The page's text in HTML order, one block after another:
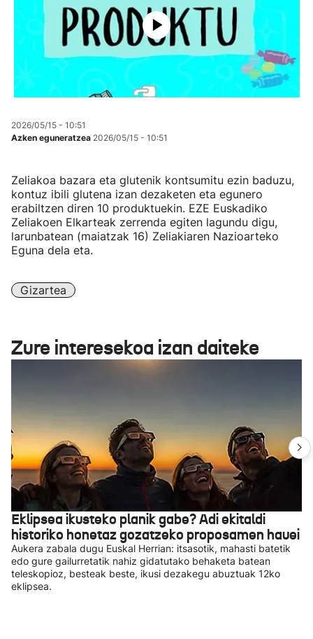
2026/05/15 - 10:51
Azken eguneratzea 2026/05/15 - 10:51
Zeliakoa bazara eta glutenik kontsumitu ezin baduzu,
kontuz ibili glutena izan dezaketen eta egunero
erabiltzen diren 10 produktuekin. EZE Euskadiko
Zeliakoen Elkarteak zerrenda egiten lagundu digu,
larunbatean (maiatzak 16) Zeliakiaren Nazioarteko
Eguna dela eta.
Gizartea
Zure interesekoa izan daiteke
Eklipsea ikusteko planik gabe? Adi ekitaldi
historiko honetaz gozatzeko proposamen hauei
Aukera zabala dugu Euskal Herrian: itsasotik, mahasti batetik
edo gure gailurretatik nahiz gidatutako behaketa batean
teleskopioz, besteak beste, ikusi dezakegu abuztuak 12ko
eklipsea.